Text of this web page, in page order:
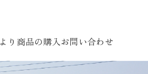
り 商品の購入お問い合わせ